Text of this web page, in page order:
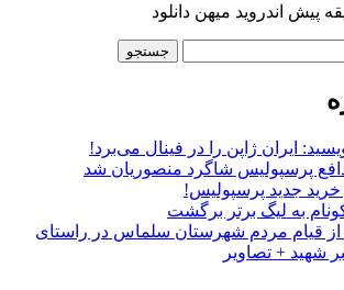
ایران ژاپن را در فینال می‌برد!
پرسپولیس شاگرد منصوریان شد
خرید جدید پرسپولیس!
به لیگ برتر برگشت
از قیام مردم شهرستان سلماس در راستای
شهید + تصاویر